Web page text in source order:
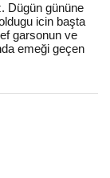
Dügün gününe
icin başta
garsonun ve
emeği geçen